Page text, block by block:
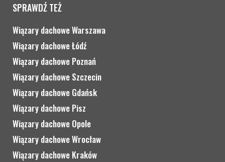
SPRAWDŹ TEŻ
Wiązary dachowe Warszawa
Wiązary dachowe Łódź
Wiązary dachowe Poznań
Wiązary dachowe Szczecin
Wiązary dachowe Gdańsk
Wiązary dachowe Pisz
Wiązary dachowe Opole
Wiązary dachowe Wrocław
Wiązary dachowe Kraków